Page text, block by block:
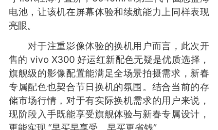
电池，让该机在屏幕体验和续航能力上同样表现
亮眼。
对于注重影像体验的换机用户而言，此次开
售的 vivo X300 好运红新配色无疑是优质选择，
旗舰级的影像配置能满足全场景拍摄需求，新春
专属配色也契合节日换机的氛围。结合当前的存
储市场行情，对于有实际换机需求的用户来说，
现阶段入手既能享受旗舰体验与新春专属设计，
更能实现 “早买早享受、早买更省钱”。